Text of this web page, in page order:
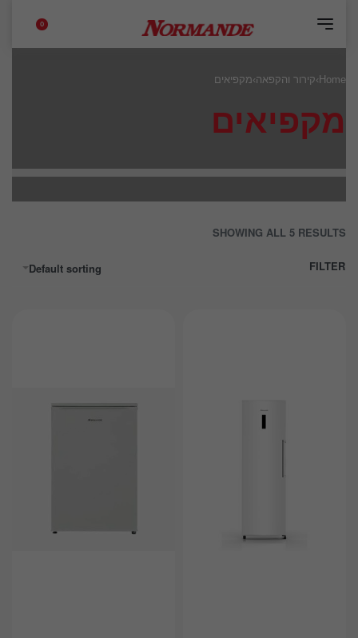
0
Home
›קירור והקפאה›מקפיאים
מקפיאים
SHOWING ALL 5 RESULTS
Default sorting FILTER